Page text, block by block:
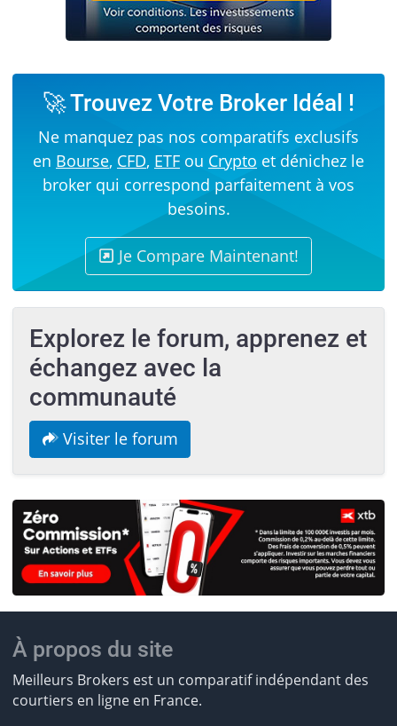
🚀 Trouvez Votre Broker Idéal !
Ne manquez pas nos comparatifs exclusifs
en Bourse, CFD, ETF ou Crypto et dénichez le
broker qui correspond parfaitement à vos
besoins.
Je Compare Maintenant!
Explorez le forum, apprenez et
échangez avec la
communauté
Visiter le forum
À propos du site
Meilleurs Brokers est un comparatif indépendant des
courtiers en ligne en France.